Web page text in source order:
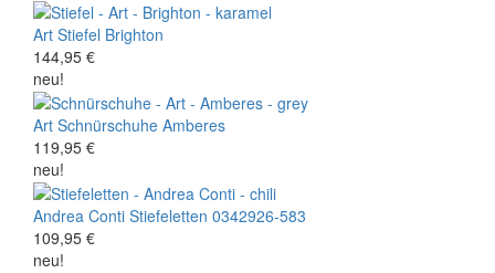
Art Stiefel Brighton
144,95 €
neu!
Art Schnürschuhe Amberes
119,95 €
neu!
Andrea Conti Stiefeletten 0342926-583
109,95 €
neu!